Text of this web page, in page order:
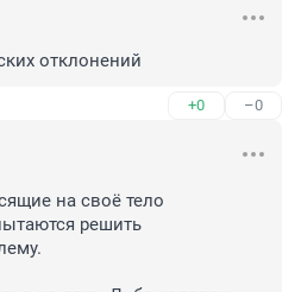
отклонений
+0 –0
на своё тело
решить